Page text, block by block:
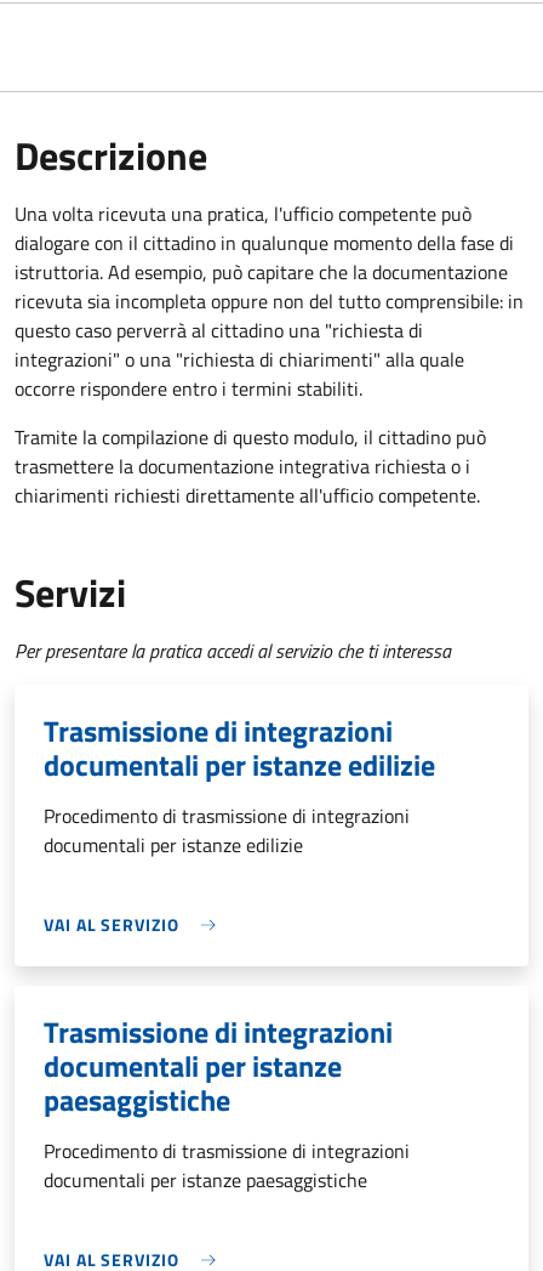
Descrizione
Una volta ricevuta una pratica, l'ufficio competente può
dialogare con il cittadino in qualunque momento della fase di
istruttoria. Ad esempio, può capitare che la documentazione
ricevuta sia incompleta oppure non del tutto comprensibile: in
questo caso perverrà al cittadino una "richiesta di
integrazioni" o una "richiesta di chiarimenti" alla quale
occorre rispondere entro i termini stabiliti.
Tramite la compilazione di questo modulo, il cittadino può
trasmettere la documentazione integrativa richiesta o i
chiarimenti richiesti direttamente all'ufficio competente.
Servizi
Per presentare la pratica accedi al servizio che ti interessa
Trasmissione di integrazioni
documentali per istanze edilizie
Procedimento di trasmissione di integrazioni
documentali per istanze edilizie
VAI AL SERVIZIO
Trasmissione di integrazioni
documentali per istanze
paesaggistiche
Procedimento di trasmissione di integrazioni
documentali per istanze paesaggistiche
VAI AL SERVIZIO